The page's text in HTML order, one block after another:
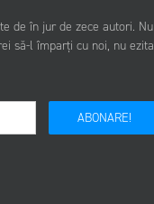
de în jur de zece autori. Nu
să-l împarți cu noi, nu ezita
ABONARE!